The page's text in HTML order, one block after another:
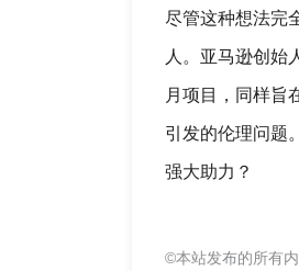
尽管这种想法完
人。亚马逊创始
月项目，同样旨
引发的伦理问题
强大助力？
©本站发布的所有